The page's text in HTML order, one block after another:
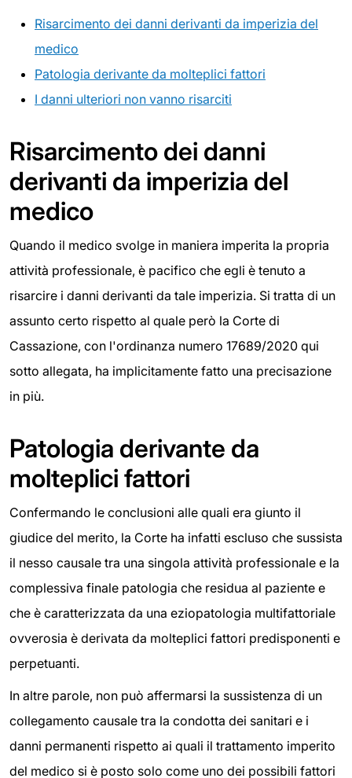
Risarcimento dei danni derivanti da imperizia del
medico
Patologia derivante da molteplici fattori
I danni ulteriori non vanno risarciti
Risarcimento dei danni
derivanti da imperizia del
medico
Quando il medico svolge in maniera imperita la propria
attività professionale, è pacifico che egli è tenuto a
risarcire i danni derivanti da tale imperizia. Si tratta di un
assunto certo rispetto al quale però la Corte di
Cassazione, con l'ordinanza numero 17689/2020 qui
sotto allegata, ha implicitamente fatto una precisazione
in più.
Patologia derivante da
molteplici fattori
Confermando le conclusioni alle quali era giunto il
giudice del merito, la Corte ha infatti escluso che sussista
il nesso causale tra una singola attività professionale e la
complessiva finale patologia che residua al paziente e
che è caratterizzata da una eziopatologia multifattoriale
ovverosia è derivata da molteplici fattori predisponenti e
perpetuanti.
In altre parole, non può affermarsi la sussistenza di un
collegamento causale tra la condotta dei sanitari e i
danni permanenti rispetto ai quali il trattamento imperito
del medico si è posto solo come uno dei possibili fattori